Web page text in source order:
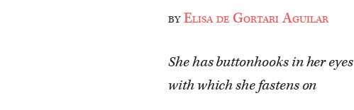
byElisa de Gortari Aguilar
She has buttonhooks in her eyes
with which she fastens on